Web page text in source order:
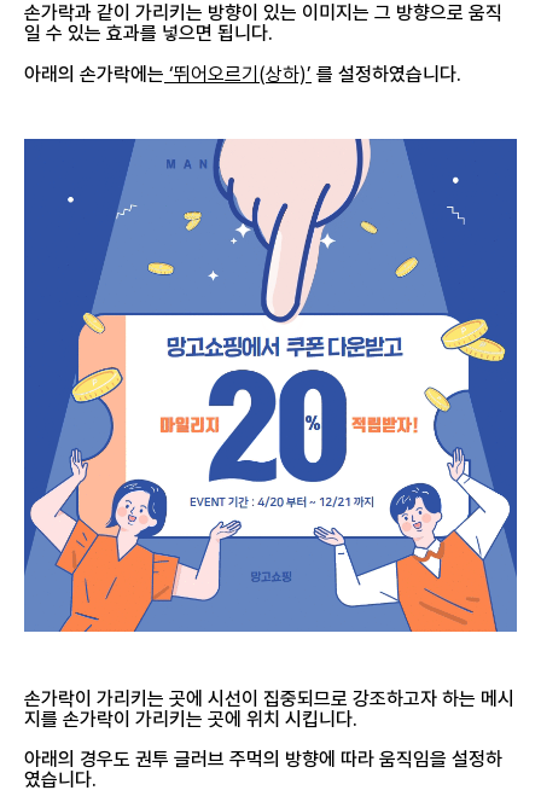
손가락과 같이 가리키는 방향이 있는 이미지는 그 방향으로 움직
일 수 있는 효과를 넣으면 됩니다.
아래의 손가락에는 ‘뛰어오르기(상하)’ 를 설정하였습니다.
손가락이 가리키는 곳에 시선이 집중되므로 강조하고자 하는 메시
지를 손가락이 가리키는 곳에 위치 시킵니다.
아래의 경우도 권투 글러브 주먹의 방향에 따라 움직임을 설정하
였습니다.